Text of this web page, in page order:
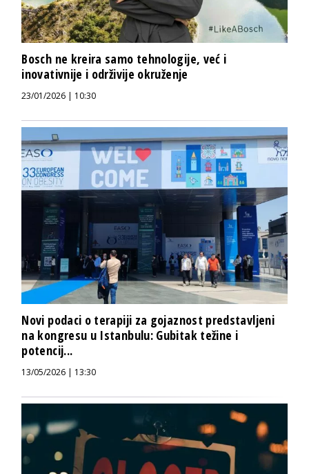
Bosch ne kreira samo tehnologije, već i
inovativnije i održivije okruženje
23/01/2026 | 10:30
Novi podaci o terapiji za gojaznost predstavljeni
na kongresu u Istanbulu: Gubitak težine i
potencij...
13/05/2026 | 13:30